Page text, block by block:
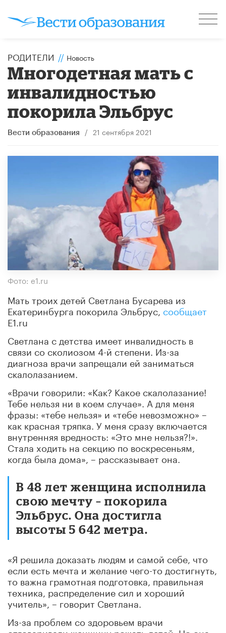
РОДИТЕЛИ // Новость
Многодетная мать с
инвалидностью
покорила Эльбрус
Вести образования / 21 сентября 2021
Фото: e1.ru
Мать троих детей Светлана Бусарева из
Екатеринбурга покорила Эльбрус, сообщает
E1.ru
Светлана с детства имеет инвалидность в
связи со сколиозом 4-й степени. Из-за
диагноза врачи запрещали ей заниматься
скалолазанием.
«Врачи говорили: «Как? Какое скалолазание!
Тебе нельзя ни в коем случае». А для меня
фразы: «тебе нельзя» и «тебе невозможно» –
как красная тряпка. У меня сразу включается
внутренняя вредность: «Это мне нельзя?!».
Стала ходить на секцию по воскресеньям,
когда была дома», – рассказывает она.
В 48 лет женщина исполнила
свою мечту – покорила
Эльбрус. Она достигла
высоты 5 642 метра.
«Я решила доказать людям и самой себе, что
если есть мечта и желание чего-то достигнуть,
то важна грамотная подготовка, правильная
техника, распределение сил и хороший
учитель», – говорит Светлана.
Из-за проблем со здоровьем врачи